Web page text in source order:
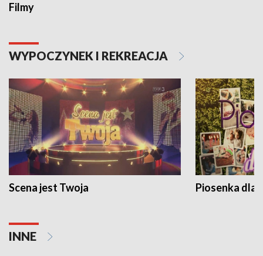
Filmy
WYPOCZYNEK I REKREACJA
Scena jest Twoja Piosenka dla
INNE